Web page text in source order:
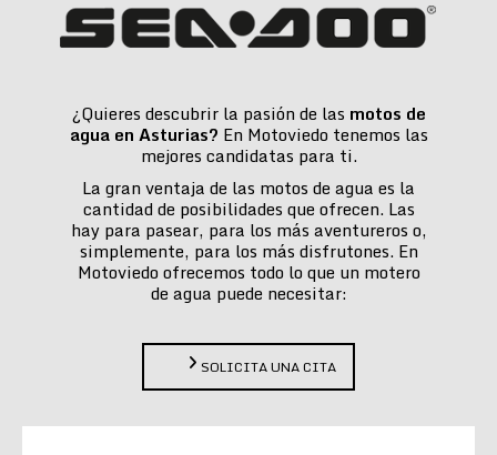
¿Quieres descubrir la pasión de las motos de
agua en Asturias? En Motoviedo tenemos las
mejores candidatas para ti.
La gran ventaja de las motos de agua es la
cantidad de posibilidades que ofrecen. Las
hay para pasear, para los más aventureros o,
simplemente, para los más disfrutones. En
Motoviedo ofrecemos todo lo que un motero
de agua puede necesitar:
SOLICITA UNA CITA